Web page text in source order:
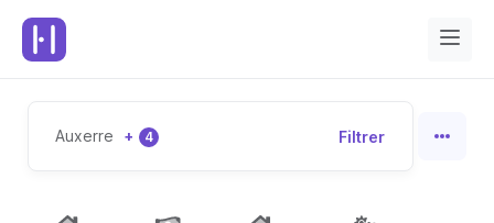
Auxerre + 4 Filtrer